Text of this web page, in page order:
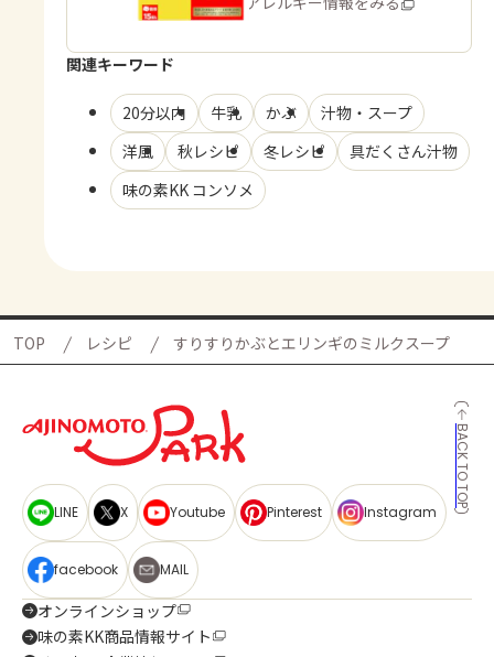
関連キーワード
20分以内 牛乳 かぶ
汁物・スープ
洋風
秋レシピ 冬レシピ
具だくさん汁物
味の素KK コンソメ
TOP レシピ すりすりかぶとエリンギのミルクスープ
BACK TO TOP
LINE X Youtube Pinterest Instagram
facebook MAIL
オンラインショップ
味の素KK商品情報サイト